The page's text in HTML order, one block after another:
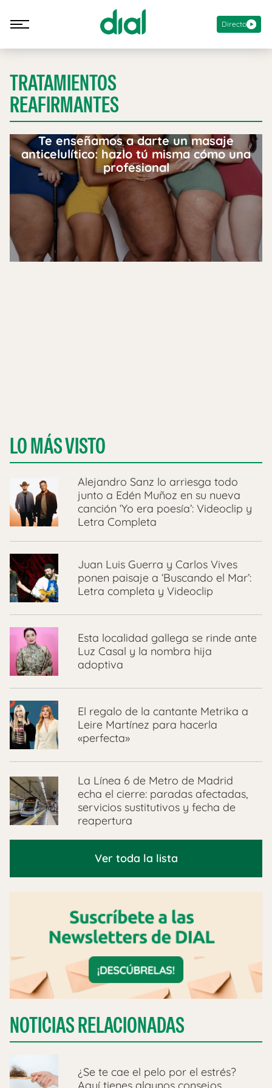
Directo
TRATAMIENTOS
REAFIRMANTES
Te enseñamos a darte un masaje
anticelulítico: hazlo tú misma cómo una
profesional
LO MÁS VISTO
Alejandro Sanz lo arriesga todo
junto a Edén Muñoz en su nueva
canción ‘Yo era poesía’: Videoclip y
Letra Completa
Juan Luis Guerra y Carlos Vives
ponen paisaje a ‘Buscando el Mar’:
Letra completa y Videoclip
Esta localidad gallega se rinde ante
Luz Casal y la nombra hija
adoptiva
El regalo de la cantante Metrika a
Leire Martínez para hacerla
«perfecta»
La Línea 6 de Metro de Madrid
echa el cierre: paradas afectadas,
servicios sustitutivos y fecha de
reapertura
Ver toda la lista
NOTICIAS RELACIONADAS
¿Se te cae el pelo por el estrés?